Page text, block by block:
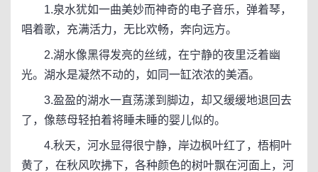
1.泉水犹如一曲美妙而神奇的电子音乐，弹着琴，
唱着歌，充满活力，无比欢畅，奔向远方。
2.湖水像黑得发亮的丝绒，在宁静的夜里泛着幽
光。湖水是凝然不动的，如同一缸浓浓的美酒。
3.盈盈的湖水一直荡漾到脚边，却又缓缓地退回去
了，像慈母轻拍着将睡未睡的婴儿似的。
4.秋天，河水显得很宁静，岸边枫叶红了，梧桐叶
黄了，在秋风吹拂下，各种颜色的树叶飘在河面上，河